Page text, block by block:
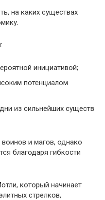
на каких существах
инициативой;
потенциалом
из сильнейших существ
и магов, однако
благодаря гибкости
который начинает
стрелков,